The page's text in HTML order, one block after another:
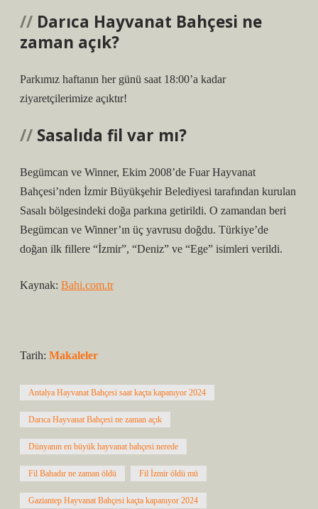
Darıca Hayvanat Bahçesi ne
zaman açık?
Parkımız haftanın her günü saat 18:00’a kadar
ziyaretçilerimize açıktır!
Sasalıda fil var mı?
Begümcan ve Winner, Ekim 2008’de Fuar Hayvanat
Bahçesi’nden İzmir Büyükşehir Belediyesi tarafından kurulan
Sasalı bölgesindeki doğa parkına getirildi. O zamandan beri
Begümcan ve Winner’ın üç yavrusu doğdu. Türkiye’de
doğan ilk fillere “İzmir”, “Deniz” ve “Ege” isimleri verildi.
Kaynak: Bahi.com.tr
Tarih: Makaleler
Antalya Hayvanat Bahçesi saat kaçta kapanıyor 2024
Darıca Hayvanat Bahçesi ne zaman açık
Dünyanın en büyük hayvanat bahçesi nerede
Fil Bahadır ne zaman öldü Fil İzmir öldü mü
Gaziantep Hayvanat Bahçesi kaçta kapanıyor 2024